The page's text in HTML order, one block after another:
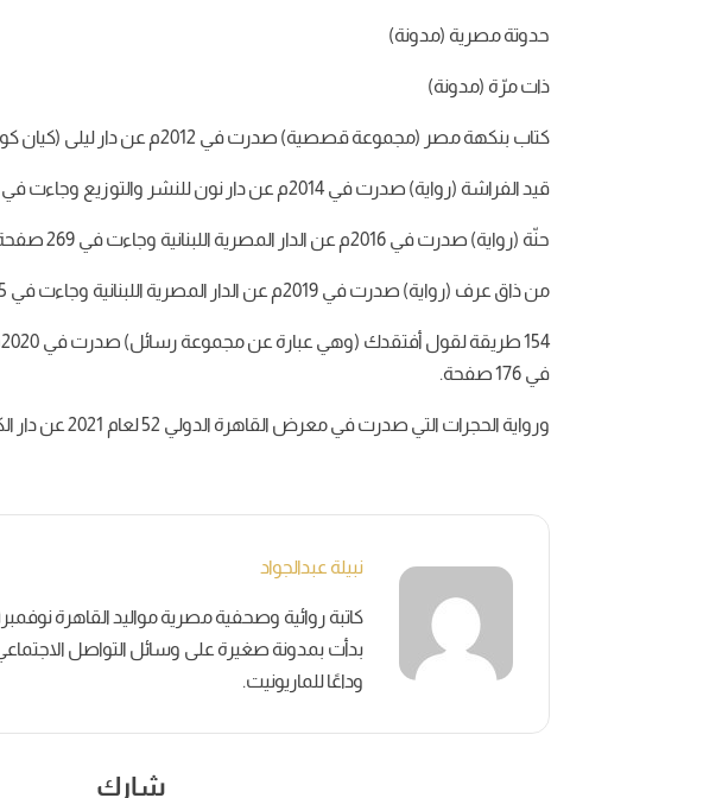
حدوتة مصرية (مدونة)
ذات مرّة (مدونة)
كتاب بنكهة مصر (مجموعة قصصية) صدرت في 2012م عن دار ليلى (كيان كورب) وجاءت في 148 صفحة.
قيد الفراشة (رواية) صدرت في 2014م عن دار نون للنشر والتوزيع وجاءت في 408 صفحة.
حنّة (رواية) صدرت في 2016م عن الدار المصرية اللبنانية وجاءت في 269 صفحة.
من ذاق عرف (رواية) صدرت في 2019م عن الدار المصرية اللبنانية وجاءت في 255 صفحة.
في 176 صفحة.
ورواية الحجرات التي صدرت في معرض القاهرة الدولي 52 لعام 2021 عن دار الكرمة للنشر والتوزيع.
نبيلة عبدالجواد
بدأت بمدونة صغيرة على وسائل التواصل الاجتماعي،
وداعًا للماريونيت.
شارك